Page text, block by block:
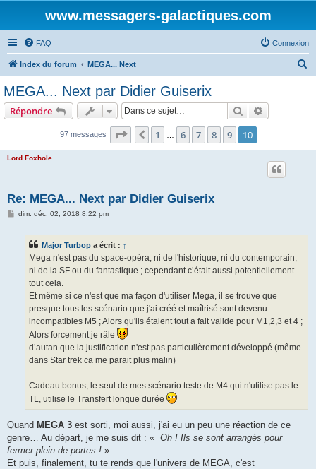
www.messagers-galactiques.com
FAQ Connexion
Index du forum MEGA... Next
MEGA... Next par Didier Guiserix
Répondre Rechercher
97 messages Page 10 sur 10
Précédente
1 6 7 8 9 10
Lord Foxhole
Re: MEGA... Next par Didier Guiserix
Mdim. déc. 02, 2018 8:22 pm
Major Turbop a écrit : ↑
Mega n'est pas du space-opéra, ni de l'historique, ni du contemporain,
ni de la SF ou du fantastique ; cependant c’était aussi potentiellement
tout cela.
Et même si ce n'est que ma façon d'utiliser Mega, il se trouve que
presque tous les scénario que j'ai créé et maîtrisé sont devenu
incompatibles M5 ; Alors qu'ils étaient tout a fait valide pour M1,2,3 et 4 ;
Alors forcement je râle
d’autan que la justification n'est pas particulièrement développé (même
dans Star trek ca me parait plus malin)
Cadeau bonus, le seul de mes scénario teste de M4 qui n'utilise pas le
TL, utilise le Transfert longue durée
Quand MEGA 3 est sorti, moi aussi, j'ai eu un peu une réaction de ce
genre… Au départ, je me suis dit : « Oh ! Ils se sont arrangés pour
fermer plein de portes ! »
Et puis, finalement, tu te rends que l'univers de MEGA, c'est